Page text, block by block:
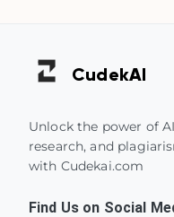
CudekAI
Unlock the power of
research, and
with Cudekai.com
Find Us on Social